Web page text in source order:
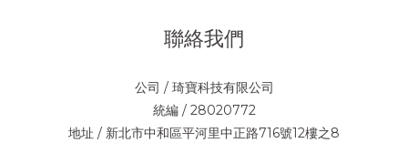
聯絡我們
公司 / 琦寶科技有限公司
統編 / 28020772
地址 / 新北市中和區平河里中正路716號12樓之8